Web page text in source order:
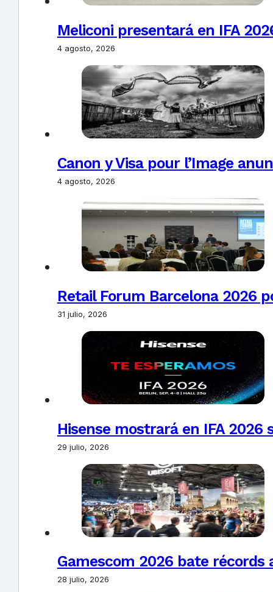
Meliconi presentará en IFA
4 agosto, 2026
Canon y Visa pour l’Image
4 agosto, 2026
Retail Forum Barcelona 2026
31 julio, 2026
Hisense mostrará en IFA
29 julio, 2026
Gamescom 2026 bate récords
28 julio, 2026